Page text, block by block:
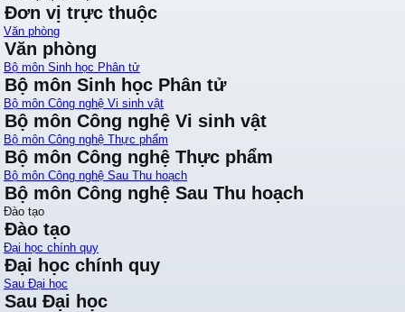
Đơn vị trực thuộc
Văn phòng
Văn phòng
Bộ môn Sinh học Phân tử
Bộ môn Sinh học Phân tử
Bộ môn Công nghệ Vi sinh vật
Bộ môn Công nghệ Vi sinh vật
Bộ môn Công nghệ Thực phẩm
Bộ môn Công nghệ Thực phẩm
Bộ môn Công nghệ Sau Thu hoạch
Bộ môn Công nghệ Sau Thu hoạch
Đào tạo
Đào tạo
Đại học chính quy
Đại học chính quy
Sau Đại học
Sau Đại học